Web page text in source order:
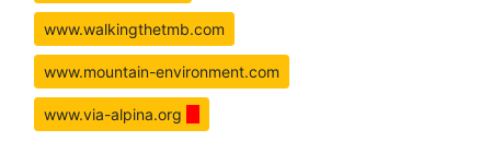
www.walkingthetmb.com
www.mountain-environment.com
www.via-alpina.org